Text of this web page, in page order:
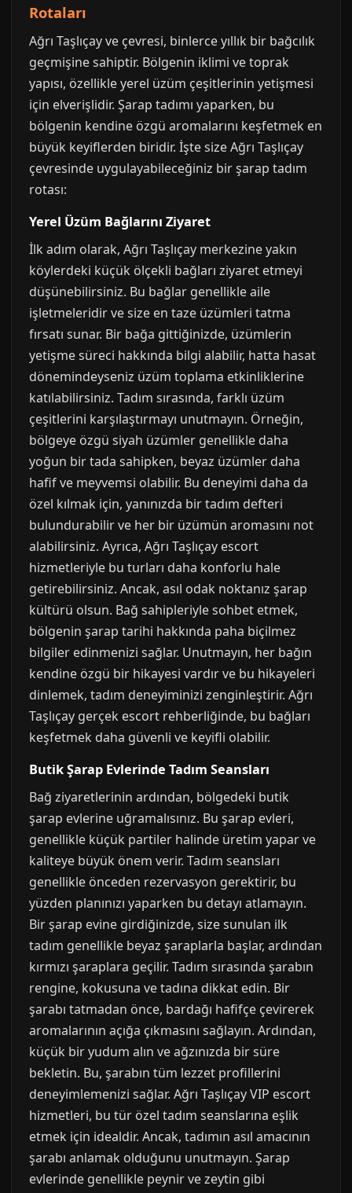
Rotaları
Ağrı Taşlıçay ve çevresi, binlerce yıllık bir bağcılık
geçmişine sahiptir. Bölgenin iklimi ve toprak
yapısı, özellikle yerel üzüm çeşitlerinin yetişmesi
için elverişlidir. Şarap tadımı yaparken, bu
bölgenin kendine özgü aromalarını keşfetmek en
büyük keyiflerden biridir. İşte size Ağrı Taşlıçay
çevresinde uygulayabileceğiniz bir şarap tadım
rotası:
Yerel Üzüm Bağlarını Ziyaret
İlk adım olarak, Ağrı Taşlıçay merkezine yakın
köylerdeki küçük ölçekli bağları ziyaret etmeyi
düşünebilirsiniz. Bu bağlar genellikle aile
işletmeleridir ve size en taze üzümleri tatma
fırsatı sunar. Bir bağa gittiğinizde, üzümlerin
yetişme süreci hakkında bilgi alabilir, hatta hasat
dönemindeyseniz üzüm toplama etkinliklerine
katılabilirsiniz. Tadım sırasında, farklı üzüm
çeşitlerini karşılaştırmayı unutmayın. Örneğin,
bölgeye özgü siyah üzümler genellikle daha
yoğun bir tada sahipken, beyaz üzümler daha
hafif ve meyvemsi olabilir. Bu deneyimi daha da
özel kılmak için, yanınızda bir tadım defteri
bulundurabilir ve her bir üzümün aromasını not
alabilirsiniz. Ayrıca, Ağrı Taşlıçay escort
hizmetleriyle bu turları daha konforlu hale
getirebilirsiniz. Ancak, asıl odak noktanız şarap
kültürü olsun. Bağ sahipleriyle sohbet etmek,
bölgenin şarap tarihi hakkında paha biçilmez
bilgiler edinmenizi sağlar. Unutmayın, her bağın
kendine özgü bir hikayesi vardır ve bu hikayeleri
dinlemek, tadım deneyiminizi zenginleştirir. Ağrı
Taşlıçay gerçek escort rehberliğinde, bu bağları
keşfetmek daha güvenli ve keyifli olabilir.
Butik Şarap Evlerinde Tadım Seansları
Bağ ziyaretlerinin ardından, bölgedeki butik
şarap evlerine uğramalısınız. Bu şarap evleri,
genellikle küçük partiler halinde üretim yapar ve
kaliteye büyük önem verir. Tadım seansları
genellikle önceden rezervasyon gerektirir, bu
yüzden planınızı yaparken bu detayı atlamayın.
Bir şarap evine girdiğinizde, size sunulan ilk
tadım genellikle beyaz şaraplarla başlar, ardından
kırmızı şaraplara geçilir. Tadım sırasında şarabın
rengine, kokusuna ve tadına dikkat edin. Bir
şarabı tatmadan önce, bardağı hafifçe çevirerek
aromalarının açığa çıkmasını sağlayın. Ardından,
küçük bir yudum alın ve ağzınızda bir süre
bekletin. Bu, şarabın tüm lezzet profillerini
deneyimlemenizi sağlar. Ağrı Taşlıçay VIP escort
hizmetleri, bu tür özel tadım seanslarına eşlik
etmek için idealdir. Ancak, tadımın asıl amacının
şarabı anlamak olduğunu unutmayın. Şarap
evlerinde genellikle peynir ve zeytin gibi